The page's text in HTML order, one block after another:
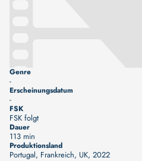
Genre
-
Erscheinungsdatum
-
FSK
FSK folgt
Dauer
113 min
Produktionsland
Portugal, Frankreich, UK, 2022